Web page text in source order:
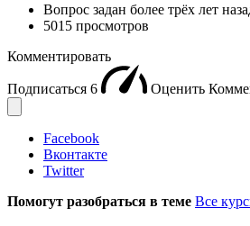
Вопрос задан более трёх лет
5015 просмотров
Комментировать
Подписаться 6 Оценить
Facebook
Вконтакте
Twitter
Помогут разобраться в теме Все